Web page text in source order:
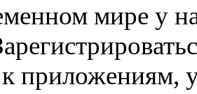
мире у
приложениям,